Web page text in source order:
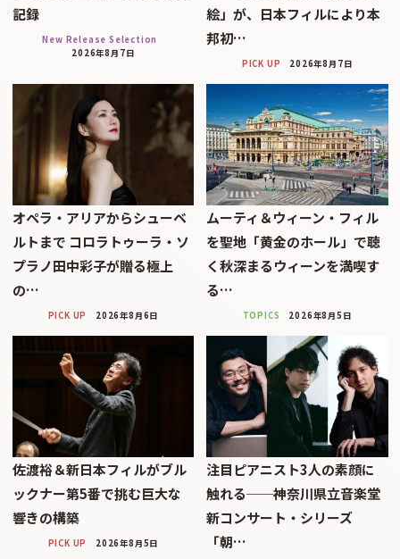
記録
New Release Selection
2026年8月7日
絵」が、日本フィルにより本
邦初…
PICK UP 2026年8月7日
オペラ・アリアからシューベ
ルトまで コロラトゥーラ・ソ
プラノ田中彩子が贈る極上
の…
PICK UP 2026年8月6日
ムーティ＆ウィーン・フィル
を聖地「黄金のホール」で聴
く秋深まるウィーンを満喫す
る…
TOPICS 2026年8月5日
佐渡裕＆新日本フィルがブル
ックナー第5番で挑む巨大な
響きの構築
PICK UP 2026年8月5日
注目ピアニスト3人の素顔に
触れる──神奈川県立音楽堂
新コンサート・シリーズ
「朝…